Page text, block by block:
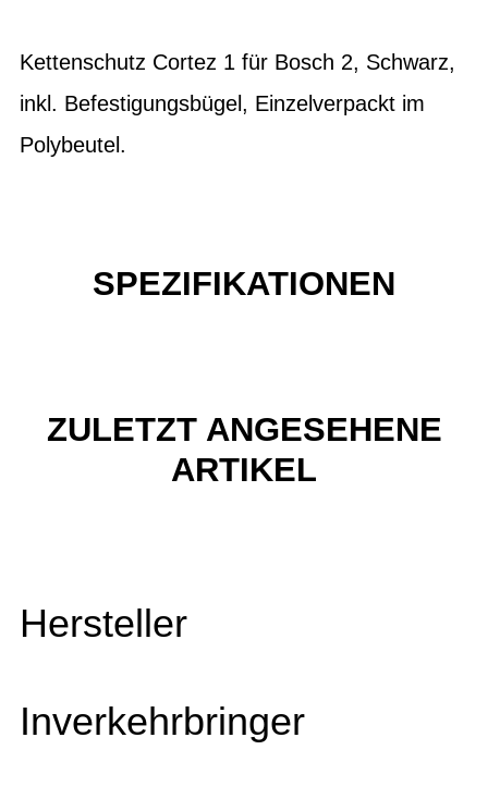
Kettenschutz Cortez 1 für Bosch 2, Schwarz,
inkl. Befestigungsbügel, Einzelverpackt im
Polybeutel.
SPEZIFIKATIONEN
ZULETZT ANGESEHENE
ARTIKEL
Hersteller
Inverkehrbringer